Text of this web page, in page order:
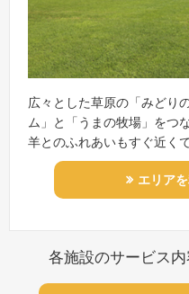
広々とした草原の「みどり
ム」と「うまの牧場」をつ
羊とのふれあいもすぐ近く
エリア
各施設のサービス